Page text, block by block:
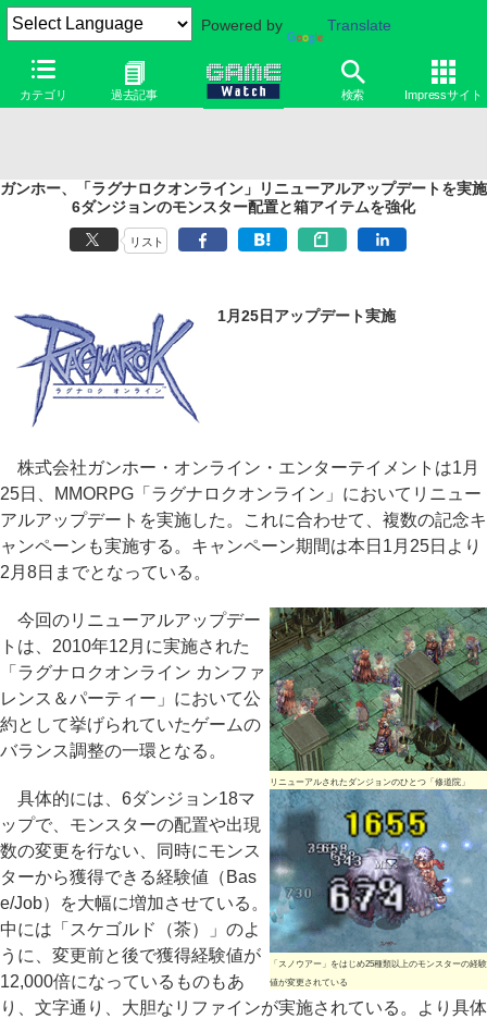
Powered by Translate
カテゴリ 過去記事 検索 Impressサイト
ガンホー、「ラグナロクオンライン」リニューアルアップデートを実施
6ダンジョンのモンスター配置と箱アイテムを強化
リスト
1月25日アップデート実施
株式会社ガンホー・オンライン・エンターテイメントは1月
25日、MMORPG「ラグナロクオンライン」においてリニュー
アルアップデートを実施した。これに合わせて、複数の記念キ
ャンペーンも実施する。キャンペーン期間は本日1月25日より
2月8日までとなっている。
リニューアルされたダンジョンのひとつ「修道院」
「スノウアー」をはじめ25種類以上のモンスターの経験
値が変更されている
今回のリニューアルアップデー
トは、2010年12月に実施された
「ラグナロクオンライン カンファ
レンス＆パーティー」において公
約として挙げられていたゲームの
バランス調整の一環となる。
具体的には、6ダンジョン18マ
ップで、モンスターの配置や出現
数の変更を行ない、同時にモンス
ターから獲得できる経験値（Bas
e/Job）を大幅に増加させている。
中には「スケゴルド（茶）」のよ
うに、変更前と後で獲得経験値が
12,000倍になっているものもあ
り、文字通り、大胆なリファインが実施されている。より具体